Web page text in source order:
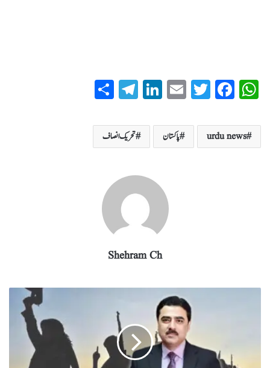
W
ts
A
Fa
bo
ok
T
tte
r
E
ail
Li
ed
In
T
eg
ra
re urdu news پاکستان تحریک انصاف
Shehram Ch